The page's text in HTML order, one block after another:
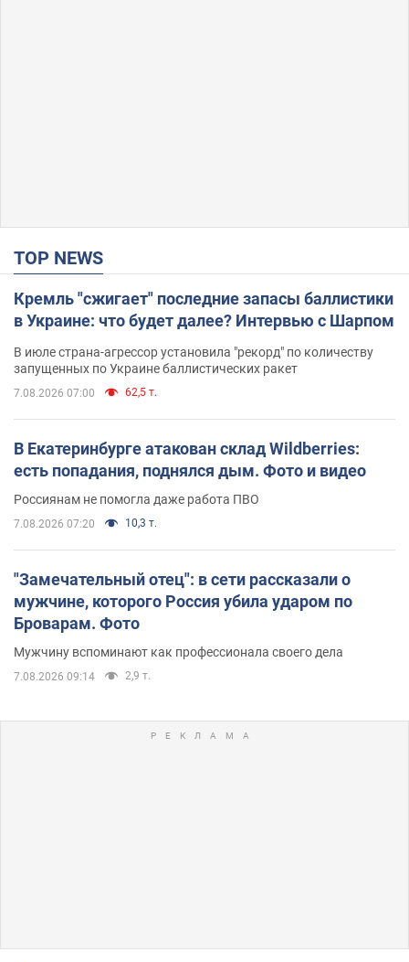
TOP NEWS
Кремль "сжигает" последние запасы баллистики
в Украине: что будет далее? Интервью с Шарпом
В июле страна-агрессор установила "рекорд" по количеству
запущенных по Украине баллистических ракет
7.08.2026 07:00 62,5 т.
В Екатеринбурге атакован склад Wildberries:
есть попадания, поднялся дым. Фото и видео
Россиянам не помогла даже работа ПВО
7.08.2026 07:20 10,3 т.
"Замечательный отец": в сети рассказали о
мужчине, которого Россия убила ударом по
Броварам. Фото
Мужчину вспоминают как профессионала своего дела
7.08.2026 09:14 2,9 т.